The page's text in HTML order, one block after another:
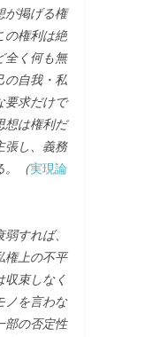
が掲げる権
の権利は絶
全く何も無
の自我・私
要求だけで
想は権利だ
張し、義務
。（実現論
すれば、
権上の不平
収束しなく
ノを言わな
部の否定性